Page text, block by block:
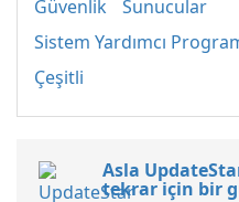
Güvenlik
Sunucular
Sistem Yardımcı
Çeşitli
Asla
tekrar için bir